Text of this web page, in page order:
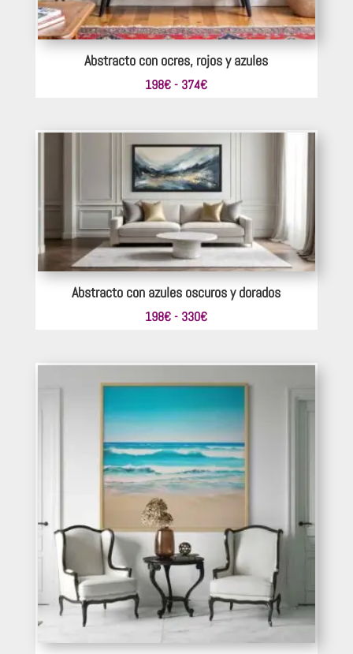
Abstracto con ocres, rojos y azules
198€ - 374€Rango
desde
198€
hasta
374€
Abstracto con azules oscuros y dorados
198€ - 330€Rango
desde
hasta
330€